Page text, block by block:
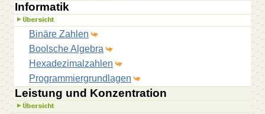
Informatik
Binäre Zahlen
Boolsche Algebra
Hexadezimalzahlen
Programmiergrundlagen
Leistung und Konzentration